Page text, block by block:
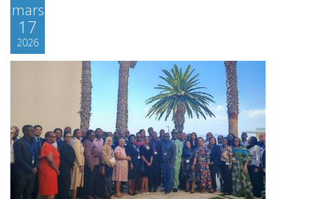
mars
17
2026